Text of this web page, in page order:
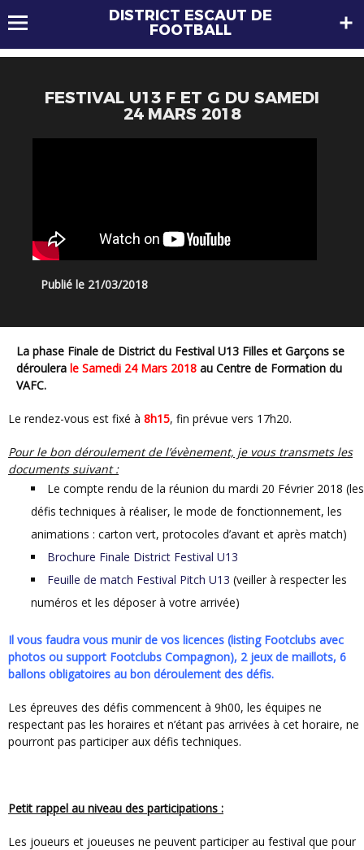
DISTRICT ESCAUT DE
FOOTBALL
FESTIVAL U13 F ET G DU SAMEDI
24 MARS 2018
Publié le 21/03/2018
La phase Finale de District du Festival U13 Filles et Garçons se
déroulera le Samedi 24 Mars 2018 au Centre de Formation du
VAFC.
Le rendez-vous est fixé à 8h15, fin prévue vers 17h20.
Pour le bon déroulement de l’évènement, je vous transmets les
documents suivant :
Le compte rendu de la réunion du mardi 20 Février 2018 (les
défis techniques à réaliser, le mode de fonctionnement, les
animations : carton vert, protocoles d’avant et après match)
Brochure Finale District Festival U13
Feuille de match Festival Pitch U13 (veiller à respecter les
numéros et les déposer à votre arrivée)
Il vous faudra vous munir de vos licences (listing Footclubs avec
photos ou support Footclubs Compagnon), 2 jeux de maillots, 6
ballons obligatoires au bon déroulement des défis.
Les épreuves des défis commencent à 9h00, les équipes ne
respectant pas les horaires et n’étant pas arrivées à cet horaire, ne
pourront pas participer aux défis techniques.
Petit rappel au niveau des participations :
Les joueurs et joueuses ne peuvent participer au festival que pour